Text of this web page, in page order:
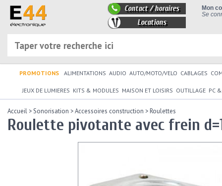
Mon
Se
Contact / horaires
Locations
PROMOTIONS ALIMENTATIONS AUDIO AUTO/MOTO/VELO CABLAGES
JEUX DE LUMIERES KITS & MODULES MAISON ET LOISIRS OUTILLAGE PC
Accueil >Sonorisation >Accessoires construction >Roulettes
Roulette pivotante avec frein